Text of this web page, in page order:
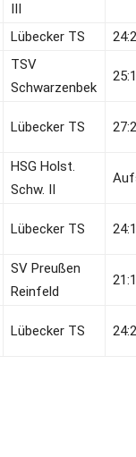
III
Lübecker TS
TSV
Schwarzenbek
Lübecker TS
HSG Holst.
Schw. II
Lübecker TS
SV Preußen
Reinfeld
Lübecker TS